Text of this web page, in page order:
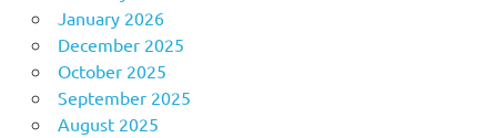
January 2026
December 2025
October 2025
September 2025
August 2025